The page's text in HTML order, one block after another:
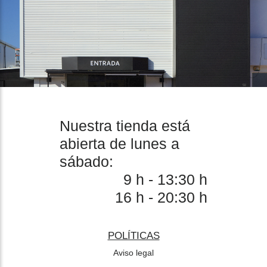
Nuestra tienda está
abierta de lunes a
sábado:
9 h - 13:30 h
16 h - 20:30 h
POLÍTICAS
Aviso legal